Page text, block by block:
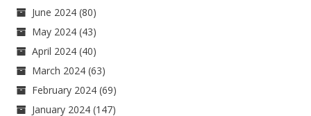
June 2024 (80)
May 2024 (43)
April 2024 (40)
March 2024 (63)
February 2024 (69)
January 2024 (147)